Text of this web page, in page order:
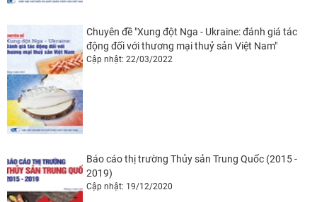
Chuyên đề "Xung đột Nga - Ukraine: đánh giá tác
động đối với thương mại thuỷ sản Việt Nam"
Cập nhật: 22/03/2022
Báo cáo thị trường Thủy sản Trung Quốc (2015 -
2019)
Cập nhật: 19/12/2020